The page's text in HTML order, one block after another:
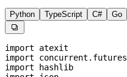
Python TypeScript C# Go

import atexit
import concurrent.futures
import hashlib